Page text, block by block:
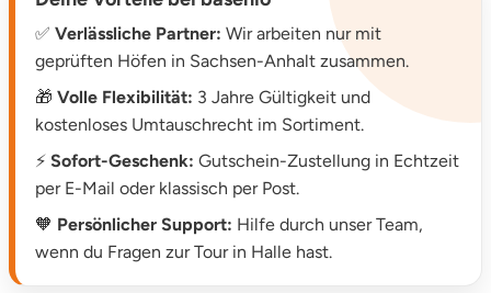
✅ Verlässliche Partner: Wir arbeiten nur mit
geprüften Höfen in Sachsen-Anhalt zusammen.
🎁 Volle Flexibilität: 3 Jahre Gültigkeit und
kostenloses Umtauschrecht im Sortiment.
⚡ Sofort-Geschenk: Gutschein-Zustellung in Echtzeit
per E-Mail oder klassisch per Post.
🧡 Persönlicher Support: Hilfe durch unser Team,
wenn du Fragen zur Tour in Halle hast.
Potsdam-Mittelmark
Regensburg
Rendsburg Eckernförde
Rheine